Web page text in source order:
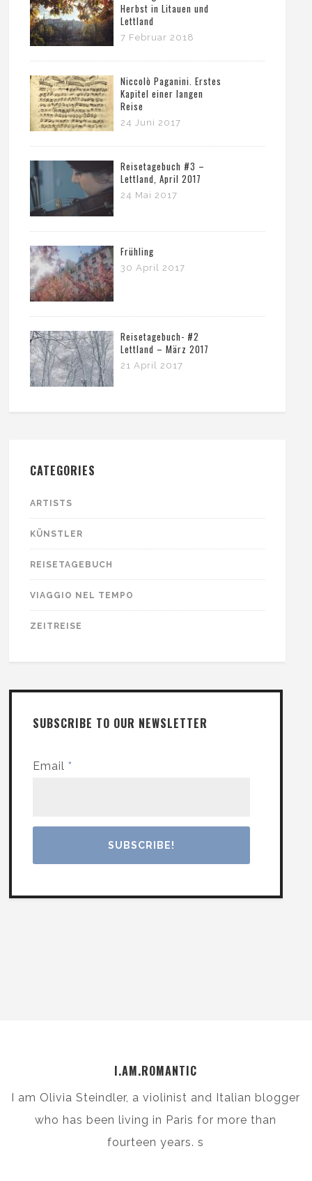
Herbst in Litauen und
Lettland
7 Februar 2018
Niccolò Paganini. Erstes
Kapitel einer langen
Reise
24 Juni 2017
Reisetagebuch #3 –
Lettland, April 2017
24 Mai 2017
Frühling
30 April 2017
Reisetagebuch- #2
Lettland – März 2017
21 April 2017
CATEGORIES
ARTISTS
KÜNSTLER
REISETAGEBUCH
VIAGGIO NEL TEMPO
ZEITREISE
SUBSCRIBE TO OUR NEWSLETTER
Email*
I.AM.ROMANTIC
I am Olivia Steindler, a violinist and Italian blogger
who has been living in Paris for more than
fourteen years. s